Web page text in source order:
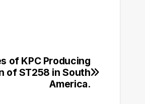
of KPC Producing
of ST258 in South
America.